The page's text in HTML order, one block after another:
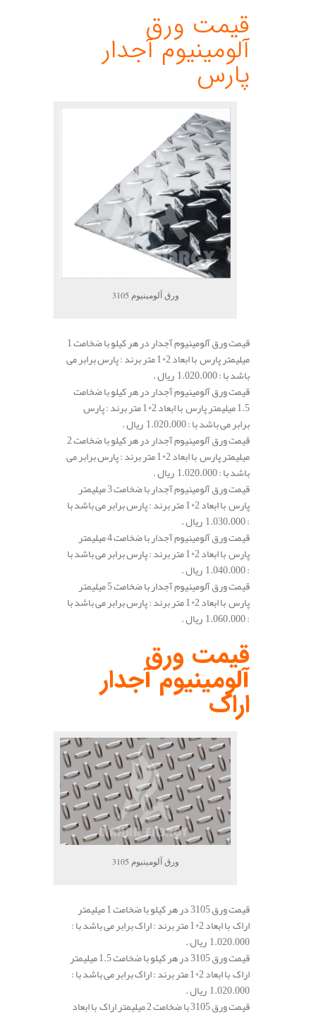
قیمت ورق
آلومینیوم آجدار
پارس
ورق آلومینیوم 3105
قیمت ورق آلومینیوم آجدار در هر کیلو با ضخامت 1
میلیمتر پارس با ابعاد 2*1 متر برند : پارس برابر می
باشد با : 1.020.000 ریال .
قیمت ورق آلومینیوم آجدار در هر کیلو با ضخامت
1.5 میلیمتر پارس با ابعاد 2*1 متر برند : پارس
برابر می باشد با : 1.020.000 ریال .
قیمت ورق آلومینیوم آجدار در هر کیلو با ضخامت 2
میلیمتر پارس با ابعاد 2*1 متر برند : پارس برابر می
باشد با : 1.020.000 ریال .
قیمت ورق آلومینیوم آجدار با ضخامت 3 میلیمتر
پارس با ابعاد 2*1 متر برند : پارس برابر می باشد با
: 1.030.000 ریال .
قیمت ورق آلومینیوم آجدار با ضخامت 4 میلیمتر
پارس با ابعاد 2*1 متر برند : پارس برابر می باشد با
: 1.040.000 ریال .
قیمت ورق آلومینیوم آجدار با ضخامت 5 میلیمتر
پارس با ابعاد 2*1 متر برند : پارس برابر می باشد با
: 1.060.000 ریال .
قیمت ورق
آلومینیوم آجدار
اراک
ورق آلومینیوم 3105
قیمت ورق 3105 در هر کیلو با ضخامت 1 میلیمتر
اراک با ابعاد 2*1 متر برند : اراک برابر می باشد با :
1.020.000 ریال .
قیمت ورق 3105 در هر کیلو با ضخامت 1.5 میلیمتر
اراک با ابعاد 2*1 متر برند : اراک برابر می باشد با :
1.020.000 ریال .
قیمت ورق 3105 با ضخامت 2 میلیمتر اراک با ابعاد